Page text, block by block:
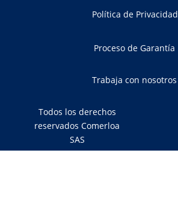
Política de Privacidad
Proceso de Garantía
Trabaja con nosotros
Todos los derechos
reservados Comerloa
SAS